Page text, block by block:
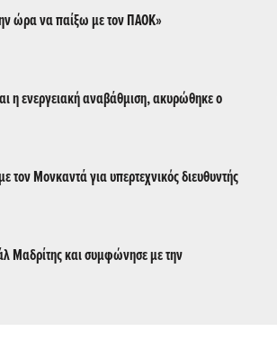
ώρα να παίξω με τον ΠΑΟΚ»
η ενεργειακή αναβάθμιση, ακυρώθηκε ο
Μονκαντά για υπερτεχνικός διευθυντής
Μαδρίτης και συμφώνησε με την